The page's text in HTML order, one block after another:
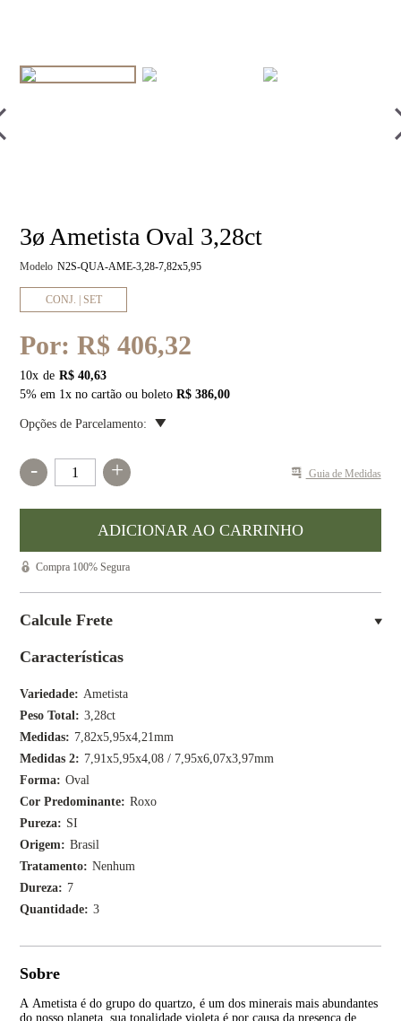
Características
Variedade
Ametista
Peso Total
3,28ct
Medidas
7,82x5,95x4,21mm
Medidas 2
7,91x5,95x4,08 / 7,95x6,07x3,97mm
Forma
Oval
Cor Predominante
Roxo
Pureza
SI
Origem
Brasil
Tratamento
Nenhum
Dureza
7
Quantidade
3
Sobre
A Ametista é do grupo do quartzo, é um dos minerais mais abundantes
do nosso planeta, sua tonalidade violeta é por causa da presença de
3ø Ametista Oval 3,28ct
Modelo N2S-QUA-AME-3,28-7,82x5,95
CONJ. | SET
Por:R$ 406,32
10x
R$ 40,63
5% em 1x no cartão ou boletoR$ 386,00
Opções de Parcelamento:
- + Guia de Medidas
Compra 100% Segura
Calcule Frete